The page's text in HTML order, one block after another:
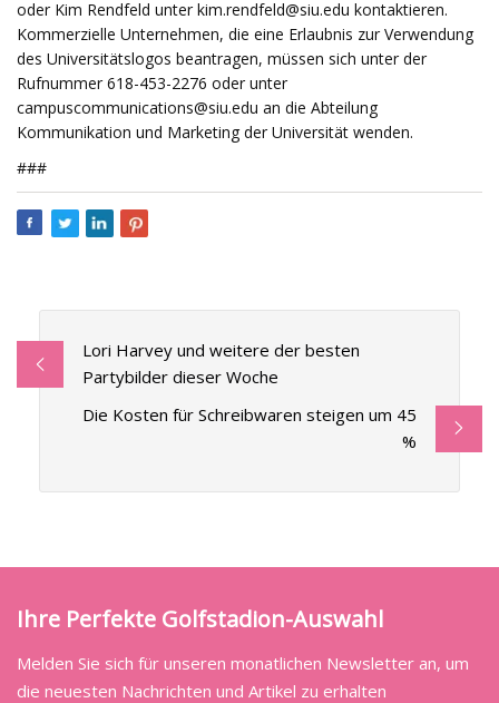
oder Kim Rendfeld unter kim.rendfeld@siu.edu kontaktieren.
Kommerzielle Unternehmen, die eine Erlaubnis zur Verwendung
des Universitätslogos beantragen, müssen sich unter der
Rufnummer 618-453-2276 oder unter
campuscommunications@siu.edu an die Abteilung
Kommunikation und Marketing der Universität wenden.
###
Lori Harvey und weitere der besten
Partybilder dieser Woche
Die Kosten für Schreibwaren steigen um 45
%
Ihre Perfekte Golfstadion-Auswahl
Melden Sie sich für unseren monatlichen Newsletter an, um
die neuesten Nachrichten und Artikel zu erhalten